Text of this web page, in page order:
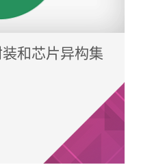
和芯片异构集